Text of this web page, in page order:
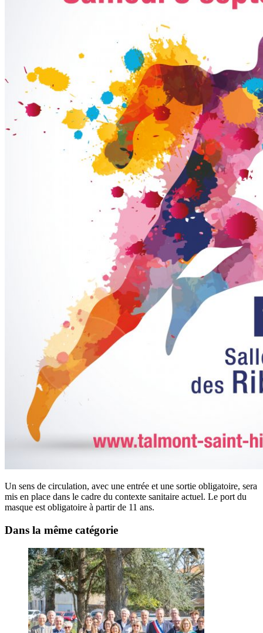
Un sens de circulation, avec une entrée et une sortie obligatoire, sera
mis en place dans le cadre du contexte sanitaire actuel. Le port du
masque est obligatoire à partir de 11 ans.
Dans la même catégorie